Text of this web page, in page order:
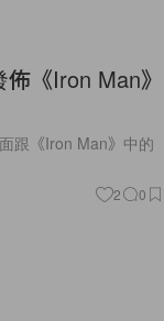
《Iron Man》
跟《Iron Man》中的
2 0